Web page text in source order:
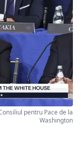
pentru Pace de la
Washington